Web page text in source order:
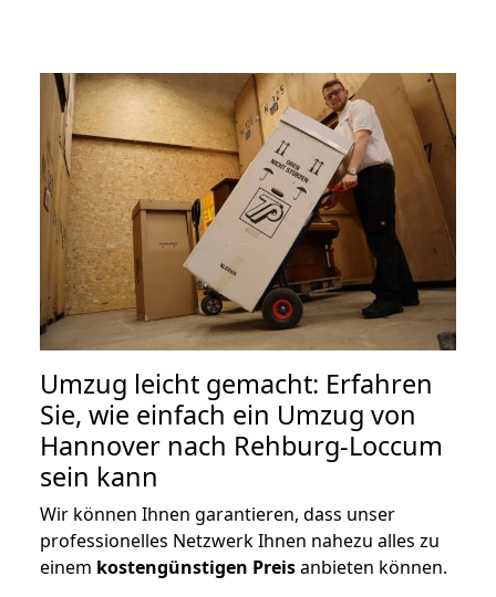
Umzug leicht gemacht: Erfahren
Sie, wie einfach ein Umzug von
Hannover nach Rehburg-Loccum
sein kann
Wir können Ihnen garantieren, dass unser
professionelles Netzwerk Ihnen nahezu alles zu
einem kostengünstigen Preisanbieten können.